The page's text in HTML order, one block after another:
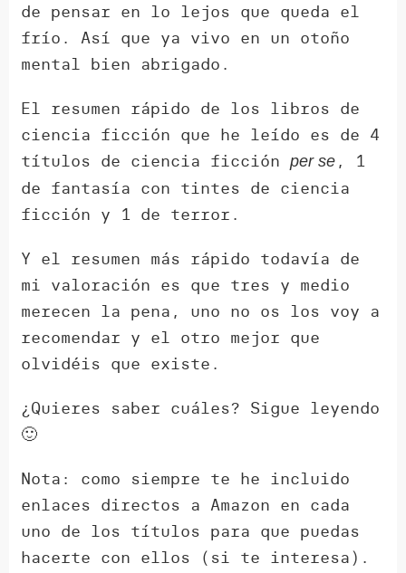
de pensar en lo lejos que queda el
frío. Así que ya vivo en un otoño
mental bien abrigado.
El resumen rápido de los libros de
ciencia ficción que he leído es de 4
títulos de ciencia ficciónper se , 1
de fantasía con tintes de ciencia
ficción y 1 de terror.
Y el resumen más rápido todavía de
mi valoración es que tres y medio
merecen la pena, uno no os los voy a
recomendar y el otro mejor que
olvidéis que existe.
¿Quieres saber cuáles? Sigue leyendo
🙂
Nota: como siempre te he incluido
enlaces directos a Amazon en cada
uno de los títulos para que puedas
hacerte con ellos (si te interesa).